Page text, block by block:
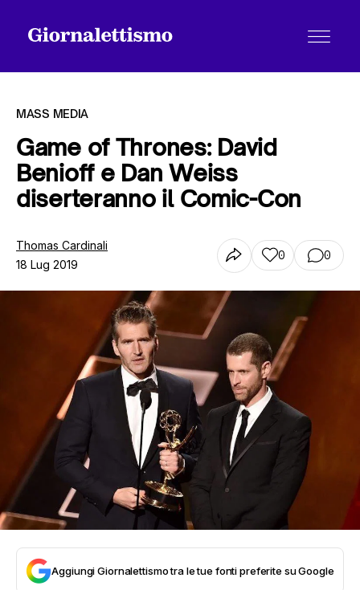
Tutti gli articoli
Chi siamo
MASS MEDIA
Game of Thrones: David
Benioff e Dan Weiss
diserteranno il Comic-Con
Thomas Cardinali
18 Lug 2019
0 0
Aggiungi Giornalettismo tra le tue fonti preferite su Google